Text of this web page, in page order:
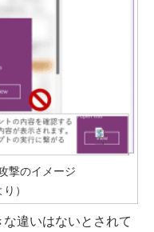
撃のイメージ
り）
違いはないとされて